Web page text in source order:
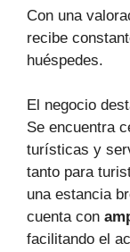
Con una
recibe
huéspedes.
El negocio
Se encuentra
turísticas y
tanto para
una estancia
cuenta con
facilitando el